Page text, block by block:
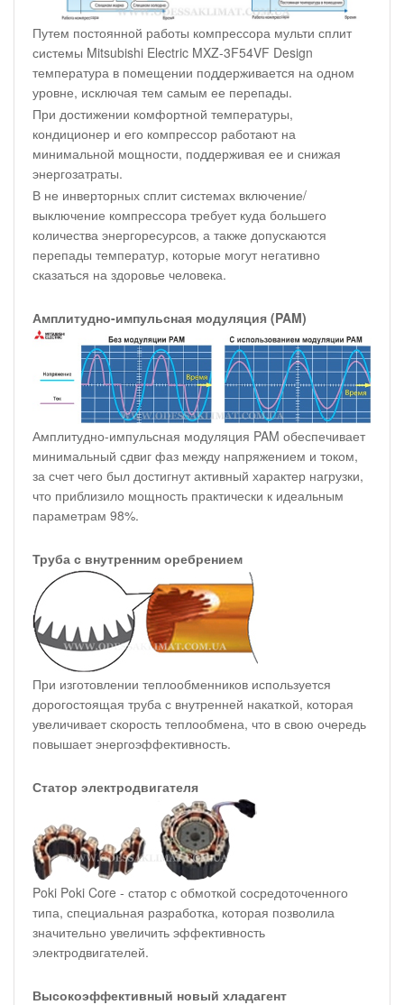
Путем постоянной работы компрессора мульти сплит
системы Mitsubishi Electric MXZ-3F54VF Design
температура в помещении поддерживается на одном
уровне, исключая тем самым ее перепады.
При достижении комфортной температуры,
кондиционер и его компрессор работают на
минимальной мощности, поддерживая ее и снижая
энергозатраты.
В не инверторных сплит системах включение/
выключение компрессора требует куда большего
количества энергоресурсов, а также допускаются
перепады температур, которые могут негативно
сказаться на здоровье человека.
Амплитудно-импульсная модуляция (PAM)
Амплитудно-импульсная модуляция PAM обеспечивает
минимальный сдвиг фаз между напряжением и током,
за счет чего был достигнут активный характер нагрузки,
что приблизило мощность практически к идеальным
параметрам 98%.
Труба с внутренним оребрением
При изготовлении теплообменников используется
дорогостоящая труба с внутренней накаткой, которая
увеличивает скорость теплообмена, что в свою очередь
повышает энергоэффективность.
Статор электродвигателя
Poki Poki Core - статор с обмоткой сосредоточенного
типа, специальная разработка, которая позволила
значительно увеличить эффективность
электродвигателей.
Высокоэффективный новый хладагент